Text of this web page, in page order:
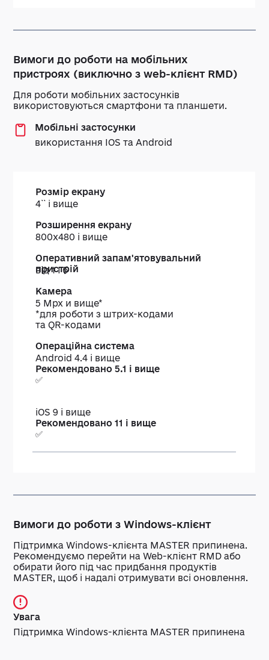
Вимоги до роботи на мобільних
пристроях (виключно з web-клієнт RMD)
Для роботи мобільних застосунків
використовуються смартфони та планшети.
Мобільні застосунки
використання IOS та Android
Розмір
екрану
Розширення
екрану
4`` і вище
800х480 і вище
від 1 Гб
5 Mpx и вище*
*для роботи з штрих-кодами
та QR-кодами
Android 4.4 і вище
Рекомендовано 5.1 і вище
✅
iOS 9 і вище
Рекомендовано 11 і вище
✅
Вимоги до роботи з Windows-клієнт
Підтримка Windows-клієнта MASTER припинена.
Рекомендуємо перейти на Web-клієнт RMD або
обирати його під час придбання продуктів
MASTER, щоб і надалі отримувати всі оновлення.
Увага
Підтримка Windows-клієнта MASTER припинена